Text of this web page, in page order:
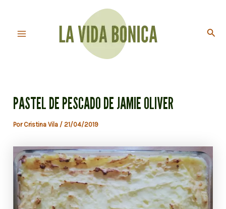
contenido
PASTEL DE PESCADO DE JAMIE OLIVER
Por Cristina Vila /21/04/2019